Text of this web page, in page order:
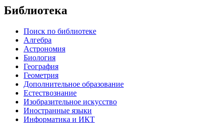
Библиотека
Поиск по библиотеке
Алгебра
Астрономия
Биология
География
Геометрия
Дополнительное образование
Естествознание
Изобразительное искусство
Иностранные языки
Информатика и ИКТ